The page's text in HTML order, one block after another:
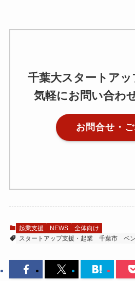
千葉大スタートア
気軽にお問い合わ
お問合せ・
起業支援 NEWS
全体向け
スタートアップ支援・起業
千葉市 ベ